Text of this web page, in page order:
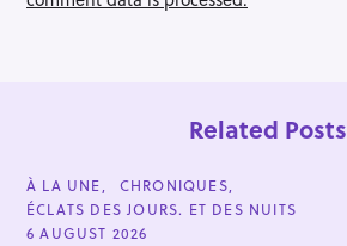
t
Related Posts
C
A
T
E
À LA UNE
CHRONIQUES
ÉCLATS DES JOURS. ET DES NUITS
6 AUGUST 2026